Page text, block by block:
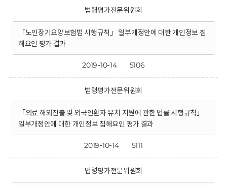
법령평가전문위원회
「노인장기요양보험법 시행규칙」 일부개정안에 대한 개인정보 침
해요인 평가 결과
2019-10-14 5106
법령평가전문위원회
「의료 해외진출 및 외국인환자 유치 지원에 관한 법률 시행규칙」
일부개정안에 대한 개인정보 침해요인 평가 결과
2019-10-14 5111
법령평가전문위원회